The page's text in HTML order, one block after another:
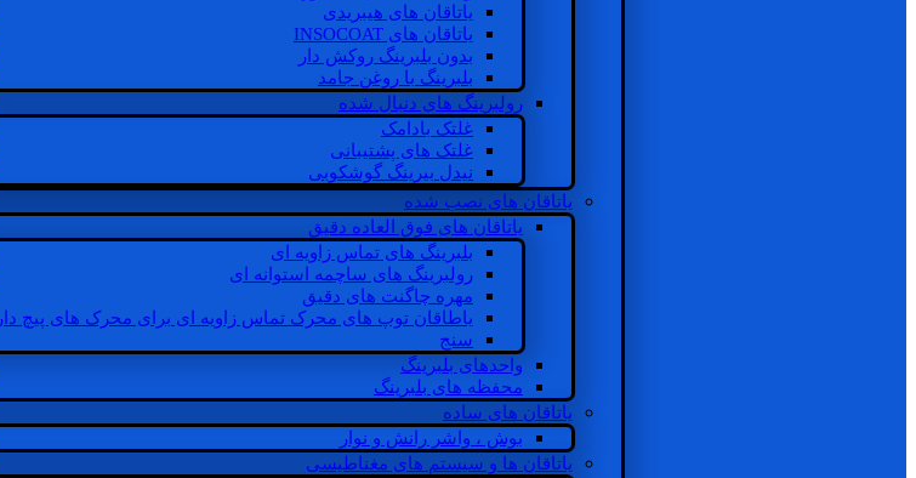
یاتاقان های هیبریدی
یاتاقان های INSOCOAT
بدون بلبرینگ روکش دار
بلبرینگ با روغن جامد
رولبرینگ های دنبال شده
غلتک بادامک
غلتک های پشتیبانی
نیدل بیرینگ گوشکوبی
یاتاقان های نصب شده
یاتاقان های فوق العاده دقیق
بلبرینگ های تماس زاویه ای
رولبرینگ های ساچمه استوانه ای
مهره چاگنت های دقیق
یاطاقان توپ های محرک تماس زاویه ای برای محرک های پیچ دار
سنج
واحدهای بلبرینگ
محفظه های بلبرینگ
یاتاقان های ساده
بوش ، واشر رانش و نوار
یاتاقان ها و سیستم های مغناطیسی